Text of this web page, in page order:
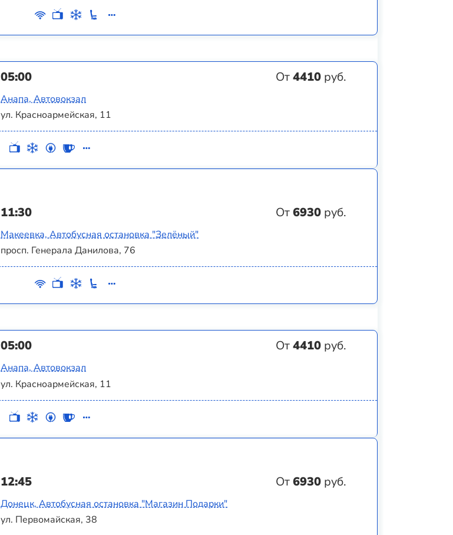
05:00 От4410 руб.
Анапа, Автовокзал
ул. Красноармейская, 11
11:30 От6930 руб.
Макеевка, Автобусная остановка "Зелёный"
просп. Генерала Данилова, 76
05:00 От4410 руб.
Анапа, Автовокзал
ул. Красноармейская, 11
12:45 От6930 руб.
Донецк, Автобусная остановка "Магазин Подарки"
ул. Первомайская, 38